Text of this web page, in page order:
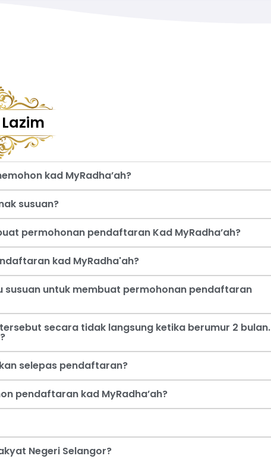
kad MyRadha’ah?
susuan?
permohonan pendaftaran Kad MyRadha’ah?
kad MyRadha'ah?
susuan untuk membuat permohonan pendaftaran
secara tidak langsung ketika berumur 2 bulan.
selepas pendaftaran?
pendaftaran kad MyRadha’ah?
Negeri Selangor?